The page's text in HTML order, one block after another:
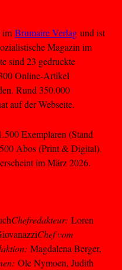
im Brumaire Verlag und ist
Magazin im
sind 23 gedruckte
Online-Artikel
Rund 350.000
auf der Webseite.
Exemplaren (Stand
Abos (Print & Digital).
im März 2026.
Chefredakteur: Loren
Chef vom
Magdalena Berger,
Ole Nymoen, Judith